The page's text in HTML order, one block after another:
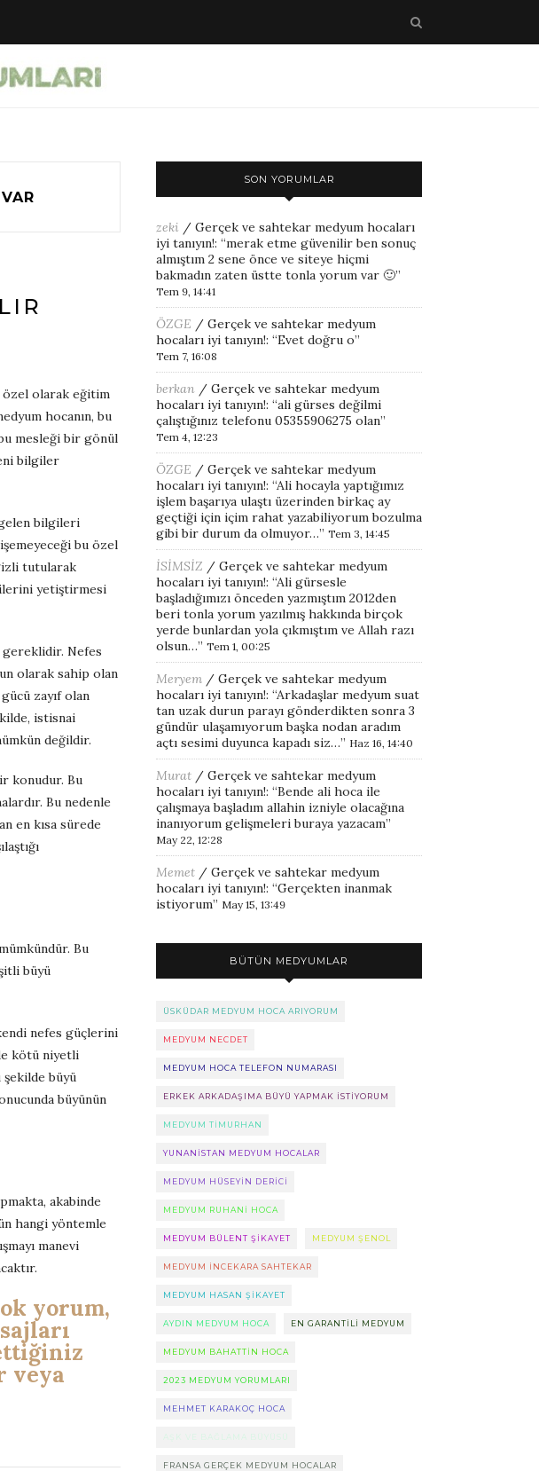
özel olarak eğitim
hocanın, bu
mesleği bir gönül
bilgiler
gelen bilgileri
bu özel
tutularak
yetiştirmesi
gereklidir. Nefes
olarak sahip olan
zayıf olan
istisnai
değildir.
konudur. Bu
Bu nedenle
en kısa sürede
Bu
büyü
nefes güçlerini
kötü niyetli
büyü
büyünün
akabinde
hangi yöntemle
manevi
yorum,
veya
SON YORUMLAR
zeki / Gerçek ve sahtekar medyum hocaları
iyi tanıyın!: “merak etme güvenilir ben sonuç
almıştım 2 sene önce ve siteye hiçmi
bakmadın zaten üstte tonla yorum var 🙂”
Tem 9, 14:41
ÖZGE / Gerçek ve sahtekar medyum
hocaları iyi tanıyın!: “Evet doğru o”
Tem 7, 16:08
berkan / Gerçek ve sahtekar medyum
hocaları iyi tanıyın!: “ali gürses değilmi
çalıştığınız telefonu 05355906275 olan”
Tem 4, 12:23
ÖZGE / Gerçek ve sahtekar medyum
hocaları iyi tanıyın!: “Ali hocayla yaptığımız
işlem başarıya ulaştı üzerinden birkaç ay
geçtiği için içim rahat yazabiliyorum bozulma
gibi bir durum da olmuyor…” Tem 3, 14:45
İSİMSİZ / Gerçek ve sahtekar medyum
hocaları iyi tanıyın!: “Ali gürsesle
başladığımızı önceden yazmıştım 2012den
beri tonla yorum yazılmış hakkında birçok
yerde bunlardan yola çıkmıştım ve Allah razı
olsun…” Tem 1, 00:25
Meryem / Gerçek ve sahtekar medyum
hocaları iyi tanıyın!: “Arkadaşlar medyum suat
tan uzak durun parayı gönderdikten sonra 3
gündür ulaşamıyorum başka nodan aradım
açtı sesimi duyunca kapadı siz…” Haz 16, 14:40
Murat / Gerçek ve sahtekar medyum
hocaları iyi tanıyın!: “Bende ali hoca ile
çalışmaya başladım allahin izniyle olacağına
inanıyorum gelişmeleri buraya yazacam”
May 22, 12:28
Memet / Gerçek ve sahtekar medyum
hocaları iyi tanıyın!: “Gerçekten inanmak
istiyorum” May 15, 13:49
BÜTÜN MEDYUMLAR
ÜSKÜDAR MEDYUM HOCA ARIYORUM
MEDYUM NECDET
MEDYUM HOCA TELEFON NUMARASI
ERKEK ARKADAŞIMA BÜYÜ YAPMAK ISTIYORUM
MEDYUM TIMURHAN
YUNANISTAN MEDYUM HOCALAR
MEDYUM HÜSEYIN DERICI
MEDYUM RUHANI HOCA
MEDYUM BÜLENT ŞIKAYET MEDYUM ŞENOL
MEDYUM INCEKARA SAHTEKAR
MEDYUM HASAN ŞIKAYET
AYDIN MEDYUM HOCA EN GARANTILI MEDYUM
MEDYUM BAHATTIN HOCA
2023 MEDYUM YORUMLARI
MEHMET KARAKOÇ HOCA
AŞK VE BAĞLAMA BÜYÜSÜ
FRANSA GERÇEK MEDYUM HOCALAR